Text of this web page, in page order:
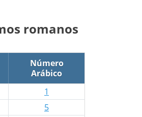
romanos
Número
Arábico
1
5